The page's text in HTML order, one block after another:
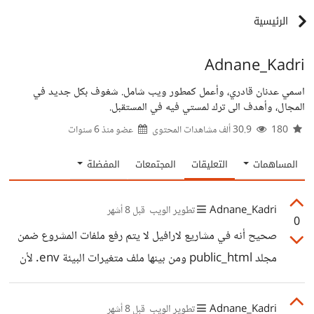
الرئيسية
Adnane_Kadri
اسمي عدنان قادري، وأعمل كمطور ويب شامل. شغوف بكل جديد في
المجال، وأهدف الى ترك لمستي فيه في المستقبل.
عضو منذ6 سنوات
المساهمات التعليقات المجتمعات المفضلة
0
Adnane_Kadri تطوير الويب قبل 8 أشهر
صحيح أنه في مشاريع لارافيل لا يتم رفع ملفات المشروع ضمن
مجلد public_html ومن بينها ملف متغيرات البيئة env. لأن
هذا الأخير في هاته الحالة يكون قابلا للوصول وبالتالي سيعرض
موقعك للخطر. الطريقة المعتادة هي رفع كامل الملفات في مجلد
Adnane_Kadri تطوير الويب قبل 8 أشهر